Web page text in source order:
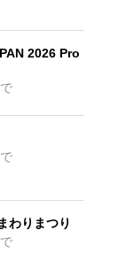
2026 Pro
わりまつり